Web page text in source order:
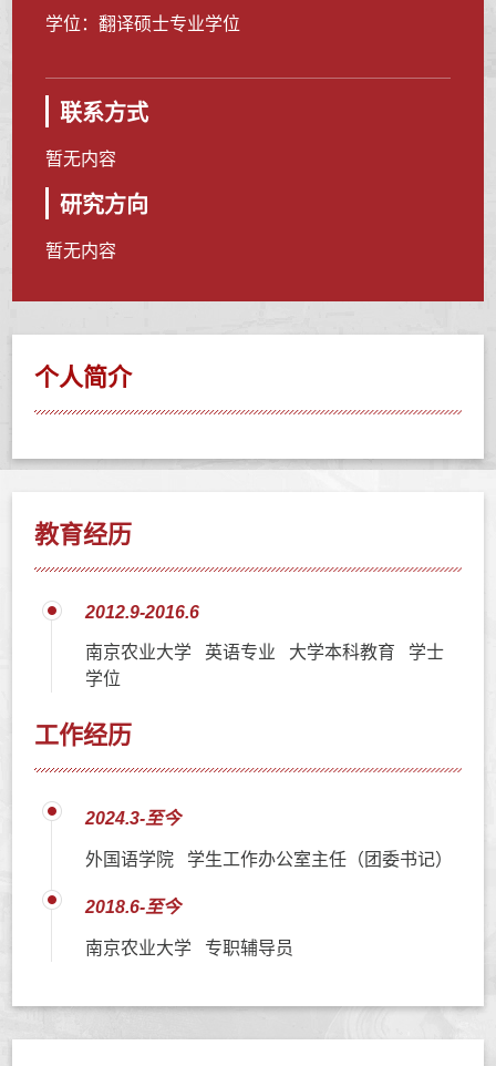
学位：翻译硕士专业学位
联系方式
暂无内容
研究方向
暂无内容
个人简介
教育经历
2012.9-2016.6
南京农业大学 英语专业 大学本科教育 学士
学位
工作经历
2024.3-至今
外国语学院 学生工作办公室主任（团委书记）
2018.6-至今
南京农业大学 专职辅导员